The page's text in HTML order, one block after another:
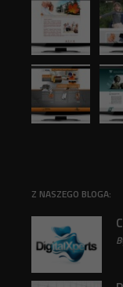
Z NASZEGO BLOGA: